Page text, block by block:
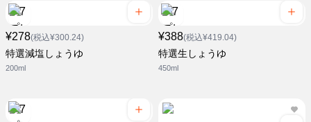
¥278(税込¥300.24)
特選減塩しょうゆ
200ml
¥388(税込¥419.04)
特選生しょうゆ
450ml